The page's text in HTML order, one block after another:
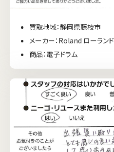
買取地域：静岡県藤枝市
メーカー：Roland ローランド
商品：電子ドラム